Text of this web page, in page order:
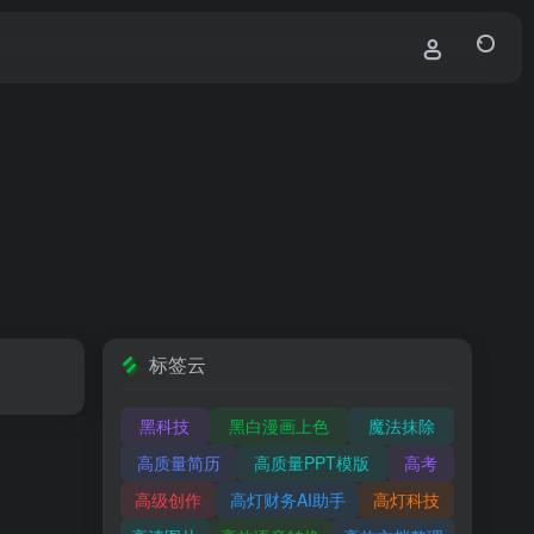
标签云
黑科技 黑白漫画上色
魔法抹除
高质量简历
高质量PPT模版
高考
高级创作
高灯财务AI助手
高灯科技